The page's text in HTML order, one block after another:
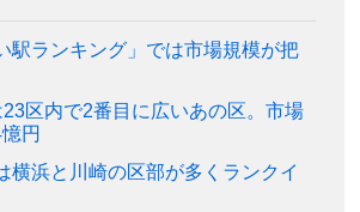
駅ランキング」では市場規模が把
区内で2番目に広いあの区。市場
円
横浜と川崎の区部が多くランクイ